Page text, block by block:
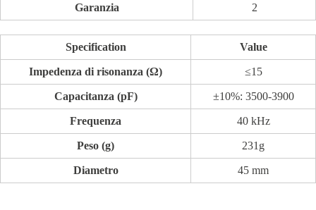
Garanzia 2
Specification Value
Impedenza di risonanza (Ω) ≤15
Capacitanza (pF) ±10%: 3500-3900
Frequenza 40 kHz
Peso (g) 231g
Diametro 45 mm